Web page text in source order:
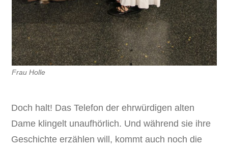
Frau Holle
Doch halt! Das Telefon der ehrwürdigen alten
Dame klingelt unaufhörlich. Und während sie ihre
Geschichte erzählen will, kommt auch noch die